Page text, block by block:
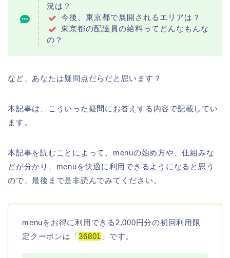
況は？
今後、東京都で展開されるエリアは？
東京都の配達員の給料ってどんなもんな
の？
など、あなたは疑問点だらだと思います？
本記事は、こういった疑問にお答えする内容で記載してい
ます。
本記事を読むことによって、menuの始め方や、仕組みな
どが分かり、menuを快適に利用できるようになると思う
ので、最後まで是非読んでみてください。
menuをお得に利用できる2,000円分の初回利用限
定クーポンは「36801 」です。